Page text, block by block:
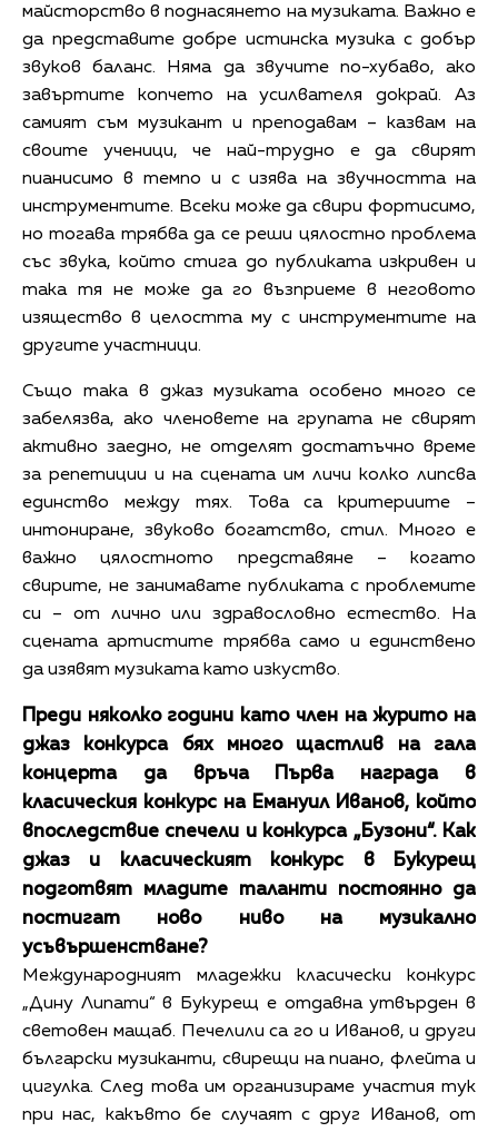
майсторство в поднасянето на музиката. Важно е
да представите добре истинска музика с добър
звуков баланс. Няма да звучите по-хубаво, ако
завъртите копчето на усилвателя докрай. Аз
самият съм музикант и преподавам – казвам на
своите ученици, че най-трудно е да свирят
пианисимо в темпо и с изява на звучността на
инструментите. Всеки може да свири фортисимо,
но тогава трябва да се реши цялостно проблема
със звука, който стига до публиката изкривен и
така тя не може да го възприеме в неговото
изящество в целостта му с инструментите на
другите участници.
Също така в джаз музиката особено много се
забелязва, ако членовете на групата не свирят
активно заедно, не отделят достатъчно време
за репетиции и на сцената им личи колко липсва
единство между тях. Това са критериите –
интониране, звуково богатство, стил. Много е
важно цялостното представяне – когато
свирите, не занимавате публиката с проблемите
си – от лично или здравословно естество. На
сцената артистите трябва само и единствено
да изявят музиката като изкуство.
Преди няколко години като член на журито на
джаз конкурса бях много щастлив на гала
концерта да връча Първа награда в
класическия конкурс на Емануил Иванов, който
впоследствие спечели и конкурса „Бузони“. Как
джаз и класическият конкурс в Букурещ
подготвят младите таланти постоянно да
постигат ново ниво на музикално
усъвършенстване?
Международният младежки класически конкурс
„Дину Липати“ в Букурещ е отдавна утвърден в
световен мащаб. Печелили са го и Иванов, и други
български музиканти, свирещи на пиано, флейта и
цигулка. След това им организираме участия тук
при нас, какъвто бе случаят с друг Иванов, от